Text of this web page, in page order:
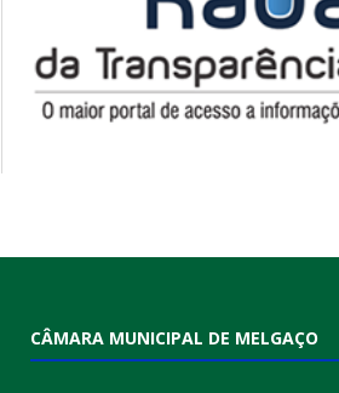
CÂMARA MUNICIPAL DE MELGAÇO